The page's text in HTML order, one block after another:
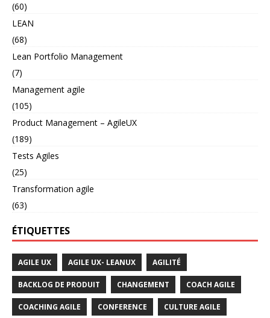
(60)
LEAN
(68)
Lean Portfolio Management
(7)
Management agile
(105)
Product Management – AgileUX
(189)
Tests Agiles
(25)
Transformation agile
(63)
ÉTIQUETTES
AGILE UX AGILE UX- LEANUX AGILITÉ
BACKLOG DE PRODUIT CHANGEMENT COACH AGILE
COACHING AGILE CONFERENCE CULTURE AGILE